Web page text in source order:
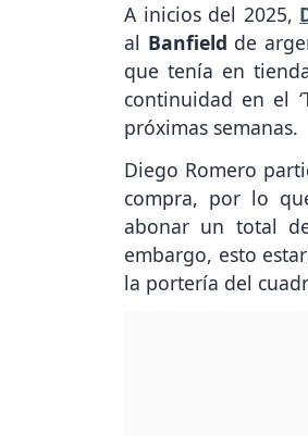
A inicios del 2025,
al Banfield de
que tenía en
continuidad en el
próximas semanas.
Diego Romero
compra, por lo
abonar un total
embargo, esto
la portería del